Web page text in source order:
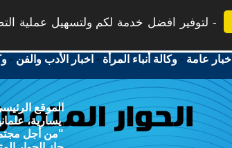
لتوفير افضل خدمة لكم ولتسهيل عملية
أخبار عامة -وكالة أنباء المرأة - اخبار الأدب والفن -
الموقع
يسارية،
"من أجل